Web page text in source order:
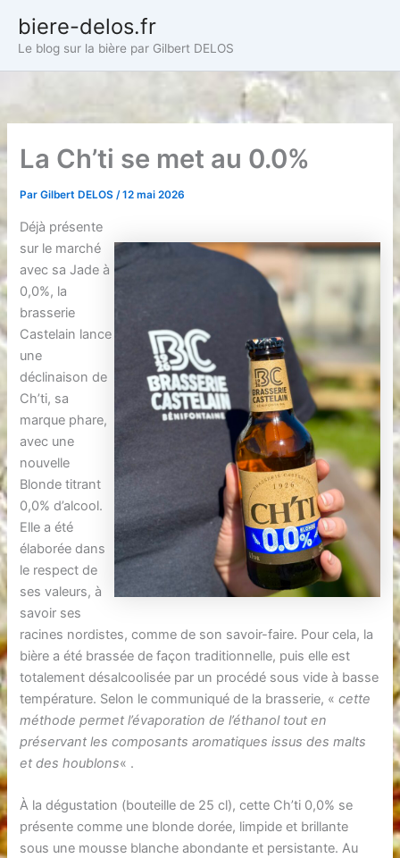
contenu
biere-delos.fr
Le blog sur la bière par Gilbert DELOS
La Ch’ti se met au 0.0%
ParGilbert DELOS/12 mai 2026
Déjà présente
sur le marché
avec sa Jade à
0,0%, la
brasserie
Castelain lance
une
déclinaison de
Ch’ti, sa
marque phare,
avec une
nouvelle
Blonde titrant
0,0% d’alcool.
Elle a été
élaborée dans
le respect de
ses valeurs, à
savoir ses
racines nordistes, comme de son savoir-faire. Pour cela, la
bière a été brassée de façon traditionnelle, puis elle est
totalement désalcoolisée par un procédé sous vide à basse
température. Selon le communiqué de la brasserie, «cette
méthode permet l’évaporation de l’éthanol tout en
préservant les composants aromatiques issus des malts
et des houblons« .
À la dégustation (bouteille de 25 cl), cette Ch’ti 0,0% se
présente comme une blonde dorée, limpide et brillante
sous une mousse blanche abondante et persistante. Au